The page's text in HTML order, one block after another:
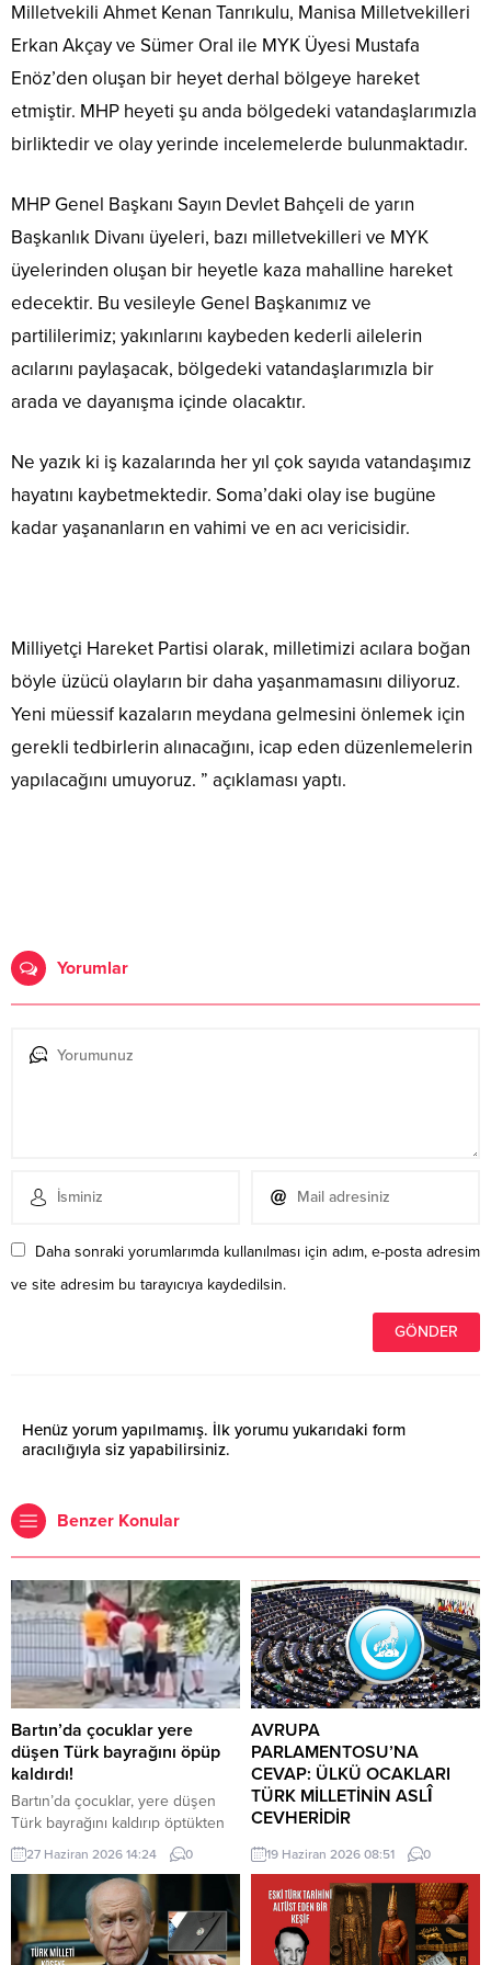
Milletvekili Ahmet Kenan Tanrıkulu, Manisa Milletvekilleri
Erkan Akçay ve Sümer Oral ile MYK Üyesi Mustafa
Enöz’den oluşan bir heyet derhal bölgeye hareket
etmiştir. MHP heyeti şu anda bölgedeki vatandaşlarımızla
birliktedir ve olay yerinde incelemelerde bulunmaktadır.
MHP Genel Başkanı Sayın Devlet Bahçeli de yarın
Başkanlık Divanı üyeleri, bazı milletvekilleri ve MYK
üyelerinden oluşan bir heyetle kaza mahalline hareket
edecektir. Bu vesileyle Genel Başkanımız ve
partililerimiz; yakınlarını kaybeden kederli ailelerin
acılarını paylaşacak, bölgedeki vatandaşlarımızla bir
arada ve dayanışma içinde olacaktır.
Ne yazık ki iş kazalarında her yıl çok sayıda vatandaşımız
hayatını kaybetmektedir. Soma’daki olay ise bugüne
kadar yaşananların en vahimi ve en acı vericisidir.
Milliyetçi Hareket Partisi olarak, milletimizi acılara boğan
böyle üzücü olayların bir daha yaşanmamasını diliyoruz.
Yeni müessif kazaların meydana gelmesini önlemek için
gerekli tedbirlerin alınacağını, icap eden düzenlemelerin
yapılacağını umuyoruz. ” açıklaması yaptı.
Yorumlar
Daha sonraki yorumlarımda kullanılması için adım, e-posta adresim
ve site adresim bu tarayıcıya kaydedilsin.
Henüz yorum yapılmamış. İlk yorumu yukarıdaki form
aracılığıyla siz yapabilirsiniz.
Benzer Konular
Bartın’da çocuklar yere
düşen Türk bayrağını öpüp
kaldırdı!
Bartın’da çocuklar, yere düşen
Türk bayrağını kaldırıp öptükten
sonra gelen itfaiye ekiplerinin de
yardımıyla göndere çekti. O anlar
cep telefonu kamerası tarafından
kaydedildi. Yerden kaldırıp öptüler
Kemerköprü Mahallesi’nde dün
akşam saatlerinde Cumhuriyet
27 Haziran 2026 14:24 0
AVRUPA
PARLAMENTOSU’NA
CEVAP: ÜLKÜ OCAKLARI
TÜRK MİLLETİNİN ASLÎ
CEVHERİDİR
MHP milletvekili Prof. Dr. İlyas
Topsakal AB parlamentosuna
cevap verdi: Avrupa
Parlamentosu tarafından 17
Haziran 2026 tarihinde kabul
edilen Türkiye Raporu, teknik bir
19 Haziran 2026 08:51 0